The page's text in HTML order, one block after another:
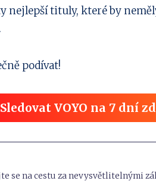
nejlepší tituly, které by
podívat!
Sledovat VOYO na 7 dní
se na cestu za nevysvětlitelnými